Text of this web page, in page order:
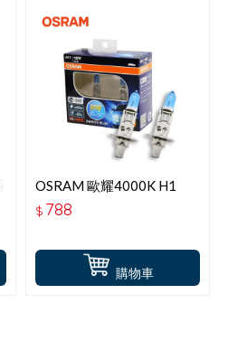
購物車
OSRAM 歐耀4000K H1
62150XWB
$ 788